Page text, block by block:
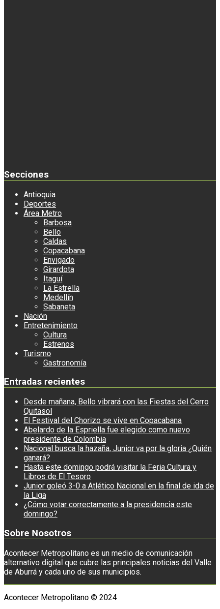
Secciones
Antioquia
Deportes
Área Metro
Barbosa
Bello
Caldas
Copacabana
Envigado
Girardota
Itaguí
La Estrella
Medellín
Sabaneta
Nación
Entretenimiento
Cultura
Estrenos
Turismo
Gastronomía
Entradas recientes
Desde mañana, Bello vibrará con las Fiestas del Cerro
Quitasol
El Festival del Chorizo se vive en Copacabana
Abelardo de la Espriella fue elegido como nuevo
presidente de Colombia
Nacional busca la hazaña, Junior va por la gloria ¿Quién
ganará?
Hasta este domingo podrá visitar la Feria Cultura y
Libros de El Tesoro
Junior goleó 3-0 a Atlético Nacional en la final de ida de
la Liga
¿Cómo votar correctamente a la presidencia este
domingo?
Sobre Nosotros
Acontecer Metropolitano es un medio de comunicación
alternativo digital que cubre las principales noticias del Valle
de Aburrá y cada uno de sus municipios.
Acontecer Metropolitano © 2024